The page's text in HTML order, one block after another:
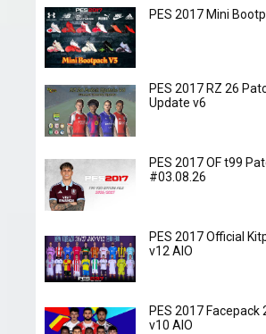
PES 2017 Mini
PES 2017 RZ 26
Update v6
PES 2017 OF t99
#03.08.26
PES 2017 Official
v12 AIO
PES 2017 Facepack
v10 AIO